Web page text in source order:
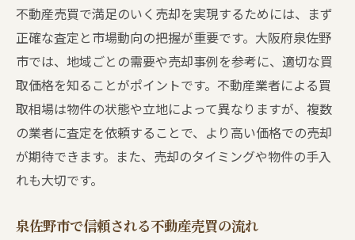
不動産売買で満足のいく売却を実現するためには、まず
正確な査定と市場動向の把握が重要です。大阪府泉佐野
市では、地域ごとの需要や売却事例を参考に、適切な買
取価格を知ることがポイントです。不動産業者による買
取相場は物件の状態や立地によって異なりますが、複数
の業者に査定を依頼することで、より高い価格での売却
が期待できます。また、売却のタイミングや物件の手入
れも大切です。
泉佐野市で信頼される不動産売買の流れ